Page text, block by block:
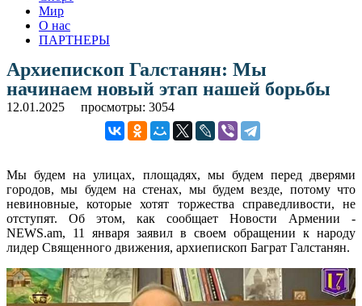
Мир
О нас
ПАРТНЕРЫ
Архиепископ Галстанян: Мы
начинаем новый этап нашей борьбы
12.01.2025 просмотры: 3054
Мы будем на улицах, площадях, мы будем перед дверями
городов, мы будем на стенах, мы будем везде, потому что
невиновные, которые хотят торжества справедливости, не
отступят. Об этом, как сообщает Новости Армении -
NEWS.am, 11 января заявил в своем обращении к народу
лидер Священного движения, архиепископ Баграт Галстанян.